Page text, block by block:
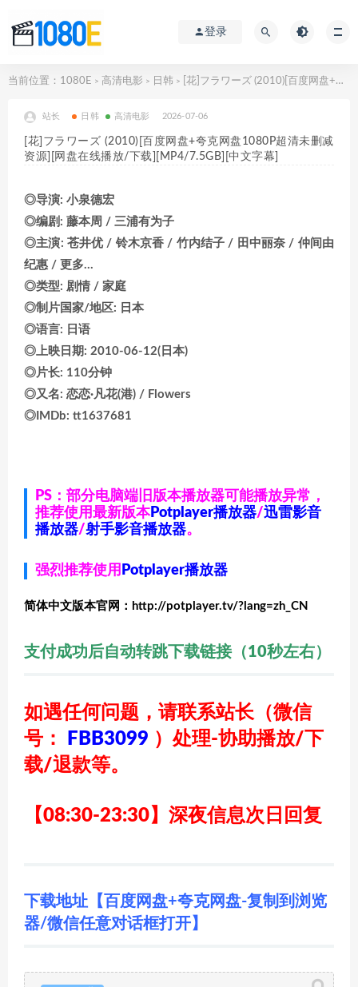
登录
当前位置： 1080E > 高清电影 > 日韩 > [花]フラワーズ (2010)[百度网盘+夸克网盘1080P超清未删减资源][网盘在线播放/下载][MP4/7.5GB][中文字幕]
站长 日韩 高清电影 2026-07-06
[花]フラワーズ (2010)[百度网盘+夸克网盘1080P超清未删减
资源][网盘在线播放/下载][MP4/7.5GB][中文字幕]
◎导演: 小泉德宏
◎编剧: 藤本周 / 三浦有为子
◎主演: 苍井优 / 铃木京香 / 竹内结子 / 田中丽奈 / 仲间由
纪惠 / 更多…
◎类型: 剧情 / 家庭
◎制片国家/地区: 日本
◎语言: 日语
◎上映日期: 2010-06-12(日本)
◎片长: 110分钟
◎又名: 恋恋·凡花(港) / Flowers
◎IMDb: tt1637681
PS：部分电脑端旧版本播放器可能播放异常，
推荐使用最新版本Potplayer播放器/迅雷影音
播放器/射手影音播放器。
强烈推荐使用 Potplayer播放器
简体中文版本官网：http://potplayer.tv/?lang=zh_CN
支付成功后自动转跳下载链接（10秒左右）
如遇任何问题，请联系站长（微信
号：
FBB3099 ） 处理-协助播放/下
载/退款等。
【08:30-23:30】深夜信息次日回复
下载地址【百度网盘+夸克网盘-复制到浏览
器/微信任意对话框打开】